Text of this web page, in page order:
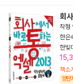
회
착형
한은
한빛
책소
양탄